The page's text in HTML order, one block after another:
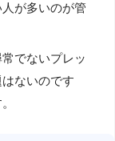
が多いのが管
でないプレッ
ないのです